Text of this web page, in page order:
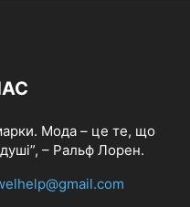
Мода – це те, що
– Ральф Лорен.